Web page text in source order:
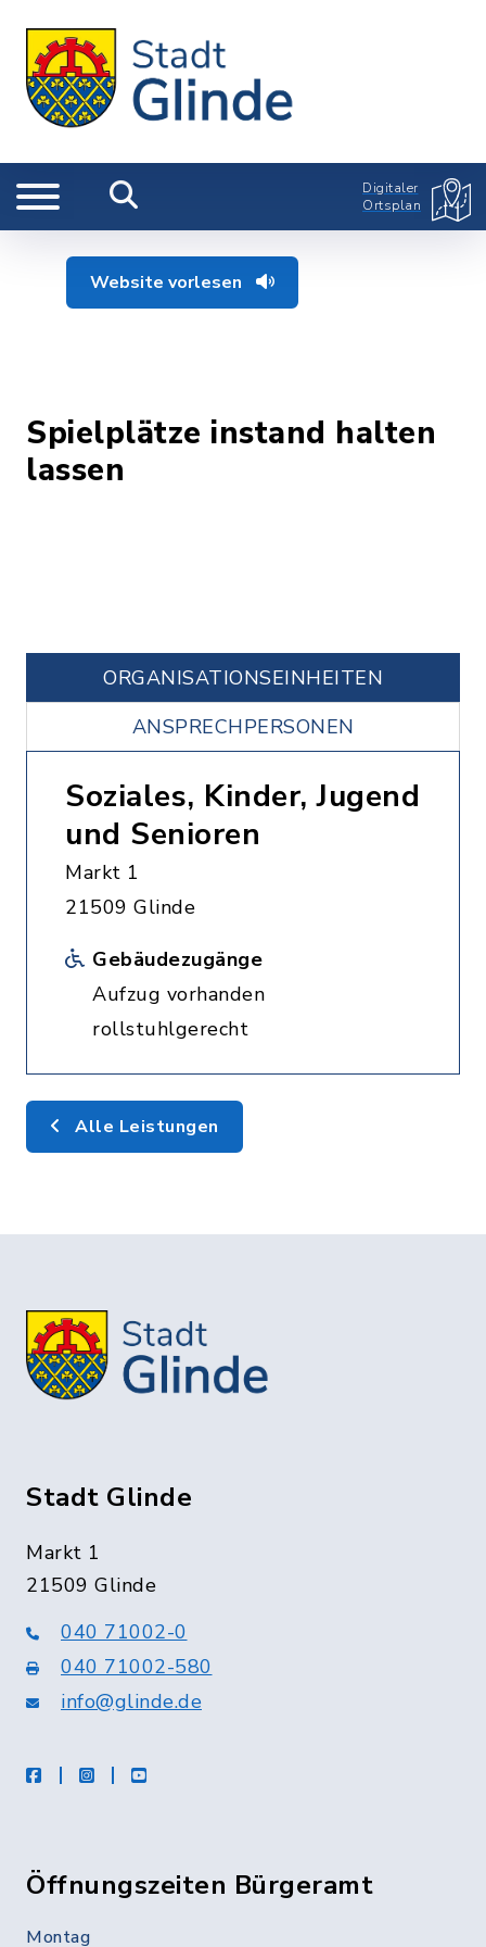
Digitaler
Ortsplan
Website vorlesen
Spielplätze instand halten
lassen
ORGANISATIONS­EINHEITEN
ANSPRECHPERSONEN
Soziales, Kinder, Jugend
und Senioren
Markt 1
21509 Glinde
Gebäudezugänge
Aufzug vorhanden
rollstuhlgerecht
Alle Leistungen
Stadt Glinde
Markt 1
21509 Glinde
040 71002-0
040 71002-580
info@glinde.de
facebookinstagramYoutube
Öffnungszeiten Bürgeramt
Montag